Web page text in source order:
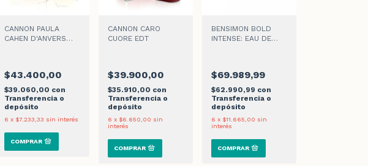
CANNON PAULA
CAHEN D'ANVERS
$43.400,00
$39.060,00 con
Transferencia o
depósito
6 x $7.233,33 sin interés
CANNON CARO
CUORE EDT
$39.900,00
$35.910,00 con
Transferencia o
depósito
6 x $6.650,00 sin
interés
BENSIMON BOLD
INTENSE: EAU DE
$69.989,99
$62.990,99 con
Transferencia o
depósito
6 x $11.665,00 sin
interés